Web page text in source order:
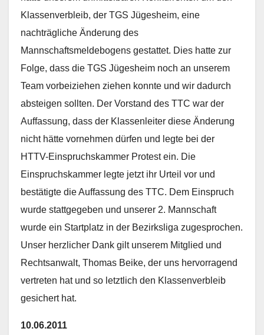
Klassenverbleib, der TGS Jügesheim, eine
nachträgliche Änderung des
Mannschaftsmeldebogens gestattet. Dies hatte zur
Folge, dass die TGS Jügesheim noch an unserem
Team vorbeiziehen ziehen konnte und wir dadurch
absteigen sollten. Der Vorstand des TTC war der
Auffassung, dass der Klassenleiter diese Änderung
nicht hätte vornehmen dürfen und legte bei der
HTTV-Einspruchskammer Protest ein. Die
Einspruchskammer legte jetzt ihr Urteil vor und
bestätigte die Auffassung des TTC. Dem Einspruch
wurde stattgegeben und unserer 2. Mannschaft
wurde ein Startplatz in der Bezirksliga zugesprochen.
Unser herzlicher Dank gilt unserem Mitglied und
Rechtsanwalt, Thomas Beike, der uns hervorragend
vertreten hat und so letztlich den Klassenverbleib
gesichert hat.
10.06.2011